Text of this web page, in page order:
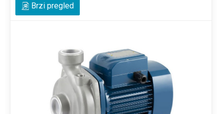
Brzi pregled